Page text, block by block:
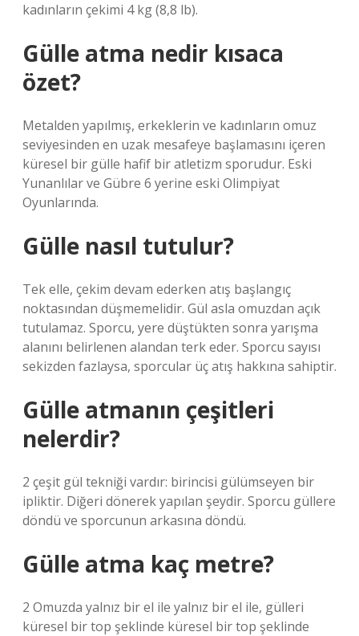
kadınların çekimi 4 kg (8,8 lb).
Gülle atma nedir kısaca
özet?
Metalden yapılmış, erkeklerin ve kadınların omuz
seviyesinden en uzak mesafeye başlamasını içeren
küresel bir gülle hafif bir atletizm sporudur. Eski
Yunanlılar ve Gübre 6 yerine eski Olimpiyat
Oyunlarında.
Gülle nasıl tutulur?
Tek elle, çekim devam ederken atış başlangıç ​​
noktasından düşmemelidir. Gül asla omuzdan açık
tutulamaz. Sporcu, yere düştükten sonra yarışma
alanını belirlenen alandan terk eder. Sporcu sayısı
sekizden fazlaysa, sporcular üç atış hakkına sahiptir.
Gülle atmanın çeşitleri
nelerdir?
2 çeşit gül tekniği vardır: birincisi gülümseyen bir
ipliktir. Diğeri dönerek yapılan şeydir. Sporcu güllere
döndü ve sporcunun arkasına döndü.
Gülle atma kaç metre?
2 Omuzda yalnız bir el ile yalnız bir el ile, gülleri
küresel bir top şeklinde küresel bir top şeklinde